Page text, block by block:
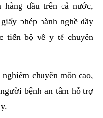
hàng đầu trên cả nước,
phép hành nghề đầy
tiến bộ về y tế chuyên
chuyên môn cao,
bệnh an tâm hỗ trợ